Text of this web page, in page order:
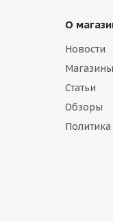
О
Новости
Магазины
Статьи
Обзоры
Политика